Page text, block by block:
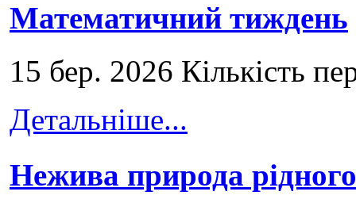
Математичний тиждень
15 бер. 2026 Кількість
Детальніше...
Нежива природа